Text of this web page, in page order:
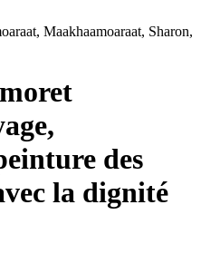
Maakhaamoaraat, Sharon,
des
la dignité